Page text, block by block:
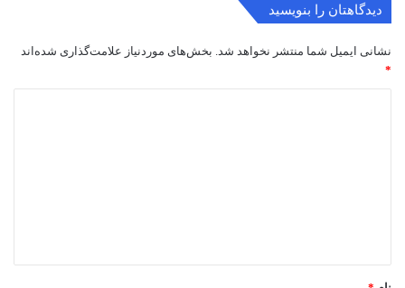
دیدگاهتان را بنویسید
نشانی ایمیل شما منتشر نخواهد شد. بخش‌های موردنیاز علامت‌گذاری شده‌اند
*
*